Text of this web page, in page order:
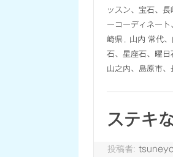
ッスン、宝石、
ーコーディネー
崎県
山内 常代
石、星座石、曜
山之内、島原市、
ステキ
投稿者:tsuneyo